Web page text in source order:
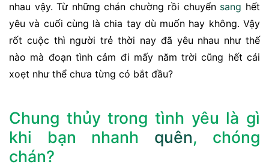
nhau vậy. Từ những chán chường rồi chuyển sang hết
yêu và cuối cùng là chia tay dù muốn hay không. Vậy
rốt cuộc thì người trẻ thời nay đã yêu nhau như thế
nào mà đoạn tình cảm đi mấy năm trời cũng hết cái
xoẹt như thể chưa từng có bắt đầu?
Chung thủy trong tình yêu là gì
khi bạn nhanh quên, chóng
chán?